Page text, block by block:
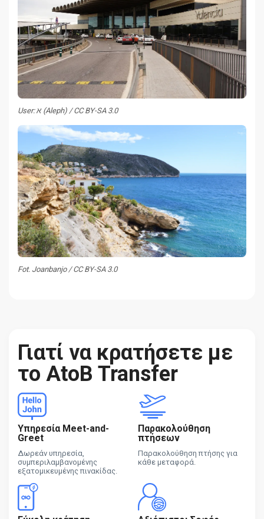
User: א (Aleph) / CC BY-SA 3.0
Fot. Joanbanjo / CC BY-SA 3.0
Γιατί να κρατήσετε με
το AtoB Transfer
Υπηρεσία Meet-and-
Greet
Δωρεάν υπηρεσία,
συμπεριλαμβανομένης
εξατομικευμένης πινακίδας.
Παρακολούθηση
πτήσεων
Παρακολούθηση πτήσης για
κάθε μεταφορά.